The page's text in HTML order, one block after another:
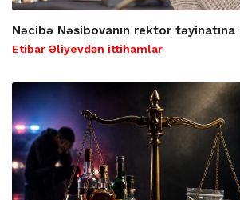
Nəcibə Nəsibovanın rektor təyinatına
Etibar Əliyevdən ittihamlar